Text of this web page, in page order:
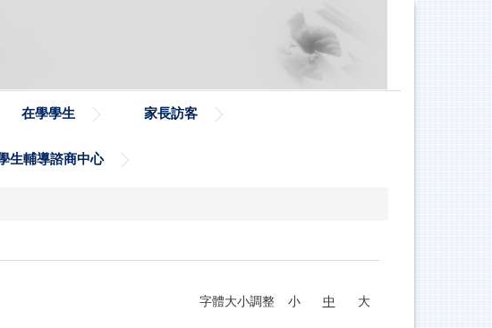
在學學生 家長訪客
生輔導諮商中心
字體大小調整 小 中 大